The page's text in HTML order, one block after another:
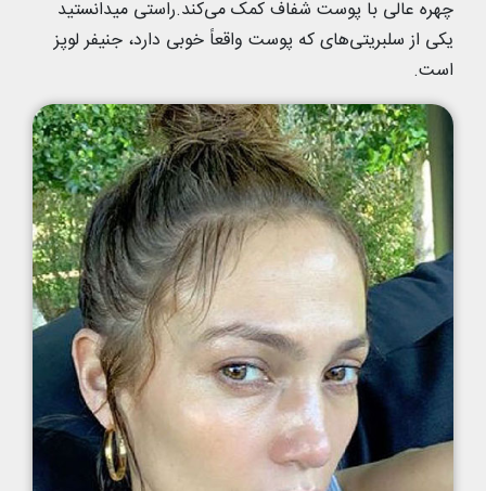
چهره عالی با پوست شفاف کمک می‌کند.راستی میدانستید
یکی از سلبریتی‌های که پوست واقعاً خوبی دارد، جنیفر لوپز
است.